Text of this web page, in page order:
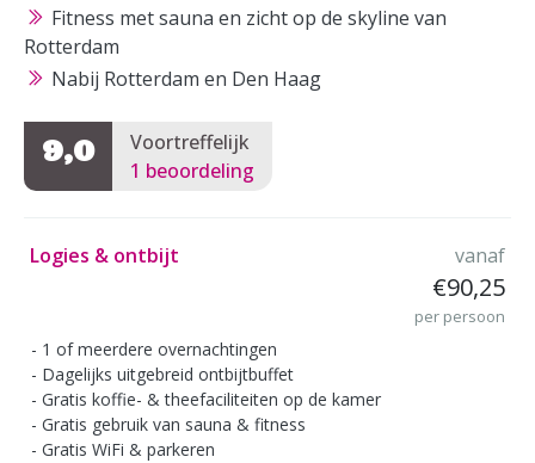
Fitness met sauna en zicht op de skyline van
Rotterdam
Nabij Rotterdam en Den Haag
9,0
Voortreffelijk
1 beoordeling
Logies & ontbijt vanaf
€90,25
per persoon
1 of meerdere overnachtingen
Dagelijks uitgebreid ontbijtbuffet
Gratis koffie- & theefaciliteiten op de kamer
Gratis gebruik van sauna & fitness
Gratis WiFi & parkeren